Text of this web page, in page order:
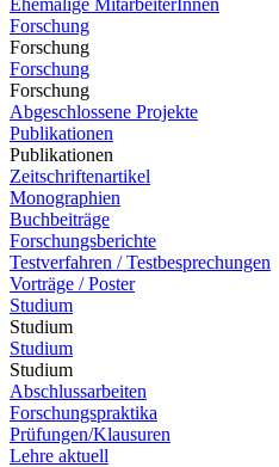
Ehemalige MitarbeiterInnen
Forschung
Forschung
Forschung
Forschung
Abgeschlossene Projekte
Publikationen
Publikationen
Zeitschriftenartikel
Monographien
Buchbeiträge
Forschungsberichte
Testverfahren / Testbesprechungen
Vorträge / Poster
Studium
Studium
Studium
Studium
Abschlussarbeiten
Forschungspraktika
Prüfungen/Klausuren
Lehre aktuell